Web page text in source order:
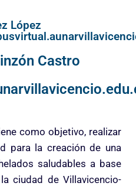
López
Castro
como objetivo, realizar
para la creación de una
saludables a base
ciudad de Villavicencio-